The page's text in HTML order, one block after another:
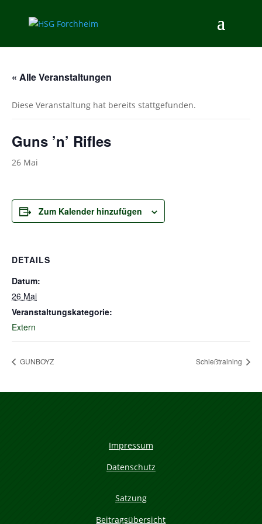
« Alle Veranstaltungen
Diese Veranstaltung hat bereits stattgefunden.
Guns ’n’ Rifles
26 Mai
Zum Kalender hinzufügen
DETAILS
Datum:
26 Mai
Veranstaltungskategorie:
Extern
GUNBOYZ Schießtraining
Impressum
Datenschutz
Satzung
Beitragsübersicht